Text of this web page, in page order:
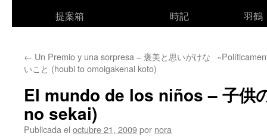
提案箱
時記
羽鶴
← Un Premio y una sorpresa – 褒美と思いがけな
いこと (houbi to omoigakenai koto)
El mundo de los niños – 子供
no sekai)
Publicada el octubre 21, 2009por nora